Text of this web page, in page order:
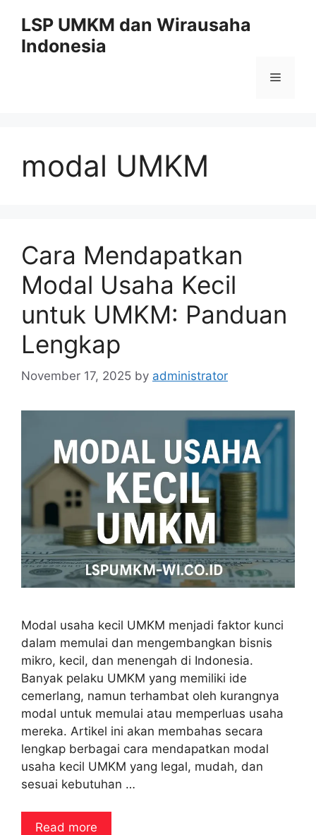
content
LSP UMKM dan Wirausaha
Indonesia
Menu
modal UMKM
Cara Mendapatkan
Modal Usaha Kecil
untuk UMKM: Panduan
Lengkap
November 17, 2025 by administrator
Modal usaha kecil UMKM menjadi faktor kunci
dalam memulai dan mengembangkan bisnis
mikro, kecil, dan menengah di Indonesia.
Banyak pelaku UMKM yang memiliki ide
cemerlang, namun terhambat oleh kurangnya
modal untuk memulai atau memperluas usaha
mereka. Artikel ini akan membahas secara
lengkap berbagai cara mendapatkan modal
usaha kecil UMKM yang legal, mudah, dan
sesuai kebutuhan …
Read more